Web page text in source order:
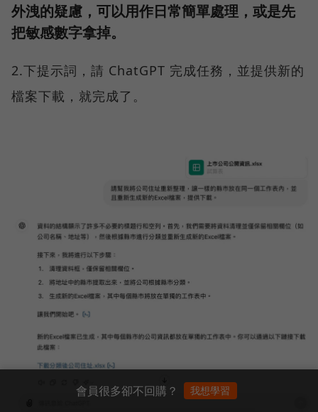
外洩的疑慮，可以用作日常簡單處理，或是先
把敏感數字拿掉。
2.下提示詞，請 ChatGPT 完成任務，並提供新的
檔案下載，就完成了。
會員很多卻不回購？ 我想學習